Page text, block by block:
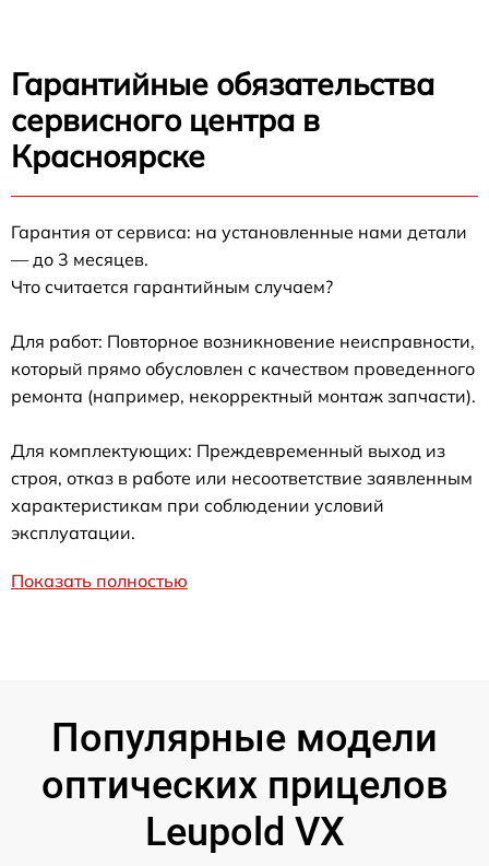
Гарантийные обязательства
сервисного центра в
Красноярске
Гарантия от сервиса: на установленные нами детали
— до 3 месяцев.
Что считается гарантийным случаем?
Для работ: Повторное возникновение неисправности,
который прямо обусловлен с качеством проведенного
ремонта (например, некорректный монтаж запчасти).
Для комплектующих: Преждевременный выход из
строя, отказ в работе или несоответствие заявленным
характеристикам при соблюдении условий
эксплуатации.
Показать полностью
Популярные модели
оптических прицелов
Leupold VX